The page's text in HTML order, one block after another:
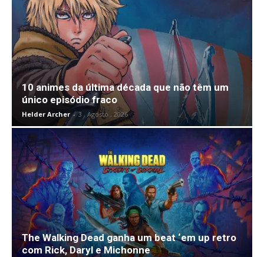
10 animes da última década que não têm um
único episódio fraco
Helder Archer - 3 , Agosto , 2026
The Walking Dead ganha um beat ‘em up retro
com Rick, Daryl e Michonne